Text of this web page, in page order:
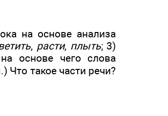
на основе анализа
, расти, плыть; 3)
основе чего слова
такое части речи?